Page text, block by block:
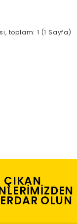
toplam: 1 (1 Sayfa)
ÇIKAN
OLUN